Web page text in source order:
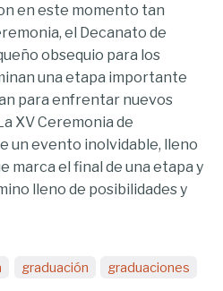
en este momento tan
el Decanato de
obsequio para los
una etapa importante
para enfrentar nuevos
XV Ceremonia de
un evento inolvidable, lleno
marca el final de una etapa y
lleno de posibilidades y
graduación graduaciones